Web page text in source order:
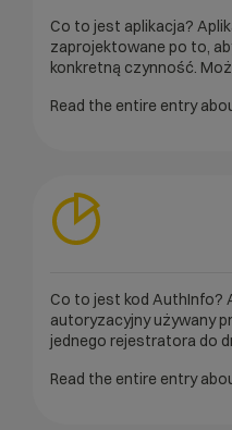
Co to jest aplikacja?
zaprojektowane po to,
konkretną czynność.
Read the entire entry
Co to jest kod AuthInfo?
autoryzacyjny używany
jednego rejestratora do
Read the entire entry